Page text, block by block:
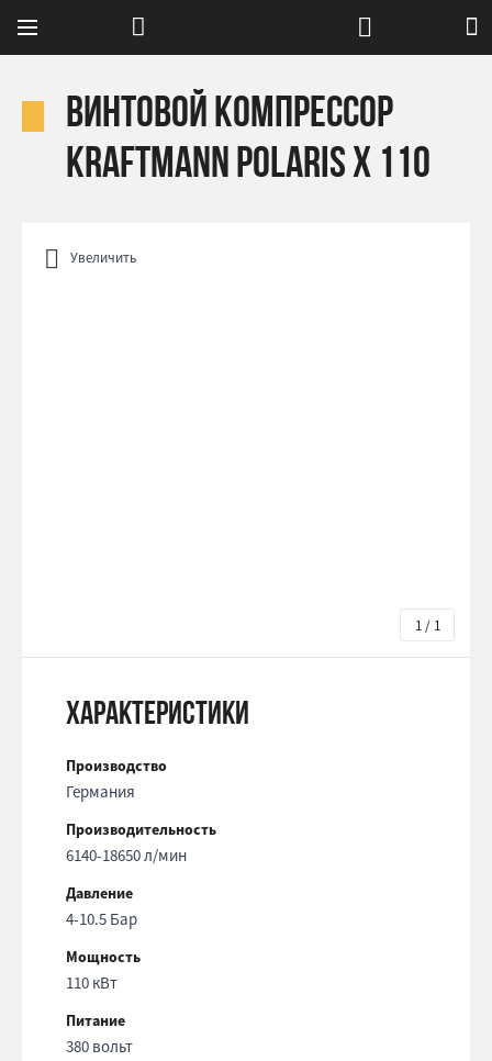
Винтовой компрессор
Kraftmann POLARIS X 110
Увеличить
1 / 1
Характеристики
Производство
Германия
Производительность
6140-18650 л/мин
Давление
4-10.5 Бар
Мощность
110 кВт
Питание
380 вольт